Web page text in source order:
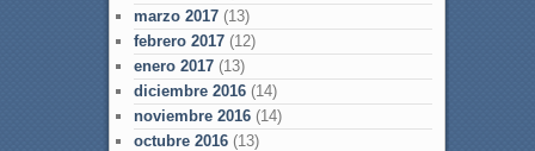
marzo 2017(13)
febrero 2017(12)
enero 2017(13)
diciembre 2016(14)
noviembre 2016(14)
octubre 2016(13)